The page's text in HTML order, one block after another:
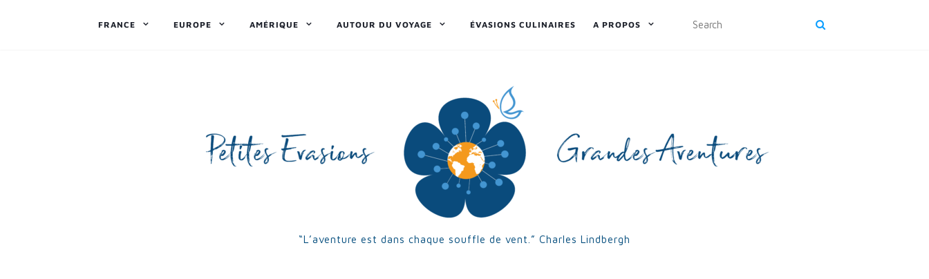
FRANCE EUROPE AMÉRIQUE AUTOUR DU VOYAGE ÉVASIONS CULINAIRES A PROPOS
“L’aventure est dans chaque souffle de vent.” Charles Lindbergh